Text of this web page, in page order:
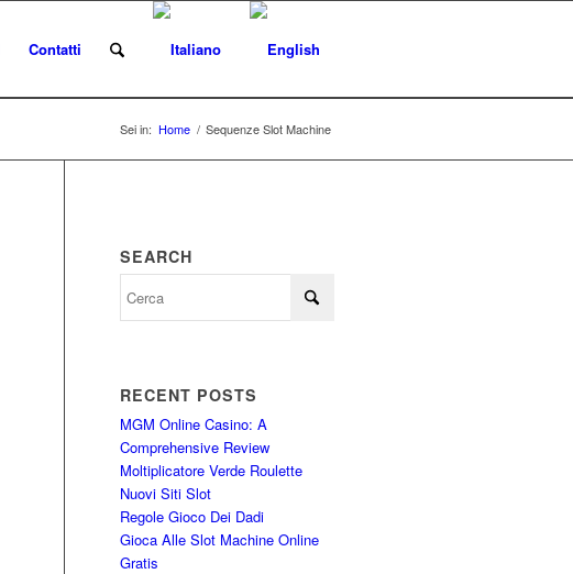
Contatti
Sei in: Home / Sequenze Slot Machine
SEARCH
RECENT POSTS
MGM Online Casino: A
Comprehensive Review
Moltiplicatore Verde Roulette
Nuovi Siti Slot
Regole Gioco Dei Dadi
Gioca Alle Slot Machine Online
Gratis